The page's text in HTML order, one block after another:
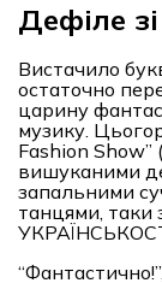
Дефіле
Вистачило
остаточно
царину
музику.
Fashion Show”
вишуканими
запальними
танцями, таки